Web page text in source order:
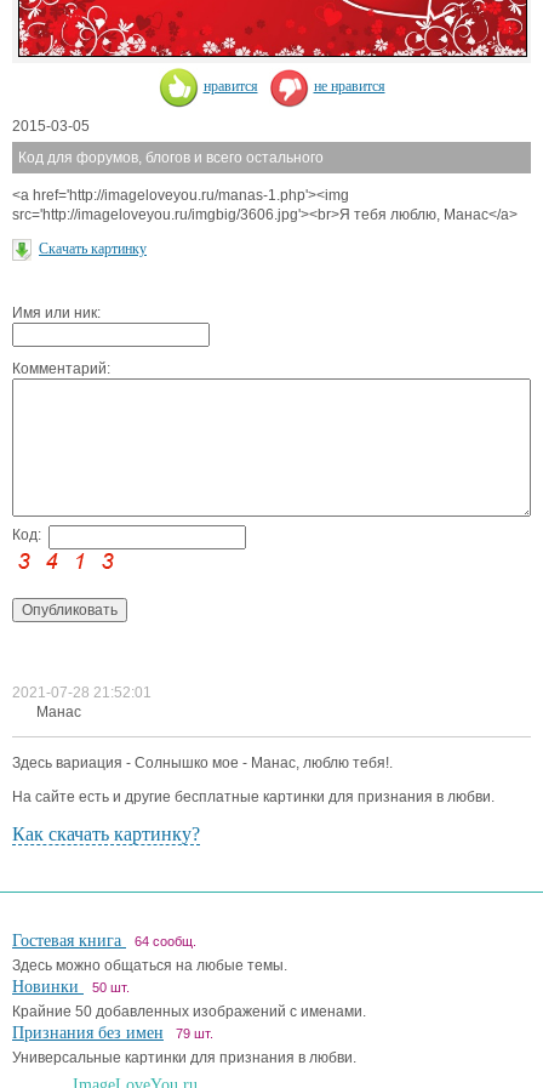
нравится не нравится
2015-03-05
Код для форумов, блогов и всего остального
<a href='http://imageloveyou.ru/manas-1.php'><img
src='http://imageloveyou.ru/imgbig/3606.jpg'><br>Я тебя люблю, Манас</a>
Скачать картинку
Имя или ник:
Комментарий:
Код:
2021-07-28 21:52:01
Манас
Здесь вариация - Солнышко мое - Манас, люблю тебя!.
На сайте есть и другие бесплатные картинки для признания в любви.
Как скачать картинку?
Гостевая книга 64 сообщ.
Здесь можно общаться на любые темы.
Новинки 50 шт.
Крайние 50 добавленных изображений с именами.
Признания без имен 79 шт.
Универсальные картинки для признания в любви.